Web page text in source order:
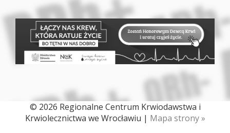
© 2026 Regionalne Centrum Krwiodawstwa i
Krwiolecznictwa we Wrocławiu | Mapa strony »